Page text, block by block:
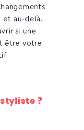
et au-delà.
si une
être votre
?